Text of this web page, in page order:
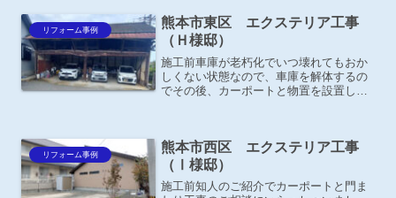
リフォーム事例
熊本市東区 エクステリア工事
（Ｈ様邸）
施工前車庫が老朽化でいつ壊れてもおか
しくない状態なので、車庫を解体するの
でその後、カーポートと物置を設置した
H25 間口延長柱...
リフォーム事例
熊本市西区 エクステリア工事
（Ⅰ様邸）
施工前知人のご紹介でカーポートと門ま